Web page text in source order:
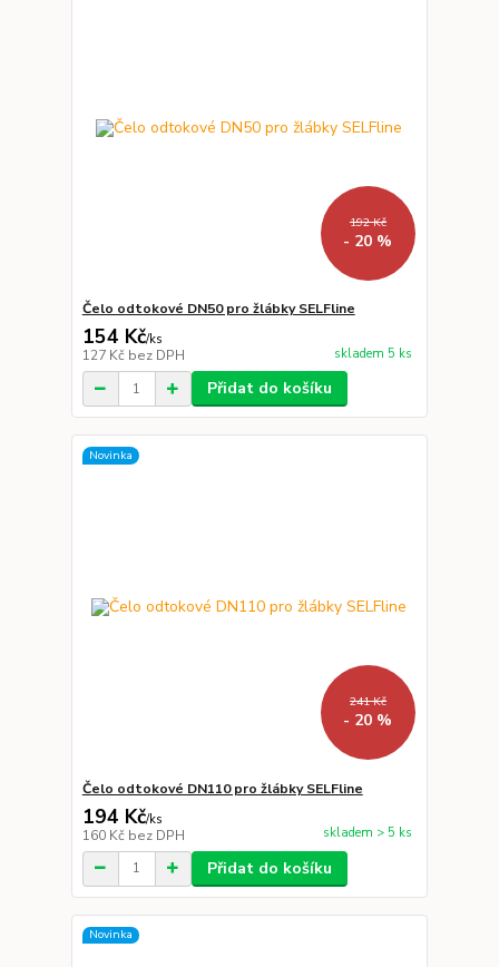
192 Kč
- 20 %
Čelo odtokové DN50 pro žlábky SELFline
154 Kč/ks
127 Kč bez DPH skladem 5 ks
Přidat do košíku
Novinka
241 Kč
- 20 %
Čelo odtokové DN110 pro žlábky SELFline
194 Kč/ks
160 Kč bez DPH skladem > 5 ks
Přidat do košíku
Novinka